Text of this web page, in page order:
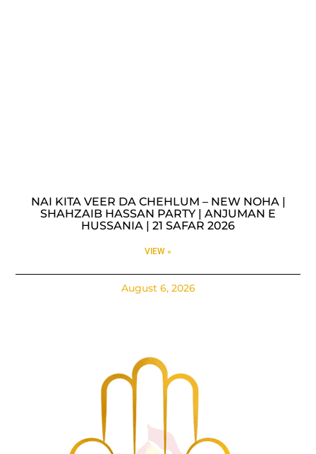
NAI KITA VEER DA CHEHLUM – NEW NOHA |
SHAHZAIB HASSAN PARTY | ANJUMAN E
HUSSANIA | 21 SAFAR 2026
VIEW »
August 6, 2026